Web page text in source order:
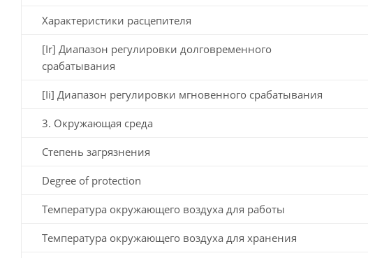
Характеристики расцепителя
[Ir] Диапазон регулировки долговременного
срабатывания
[Ii] Диапазон регулировки мгновенного срабатывания
3. Окружающая среда
Степень загрязнения
Degree of protection
Температура окружающего воздуха для работы
Температура окружающего воздуха для хранения